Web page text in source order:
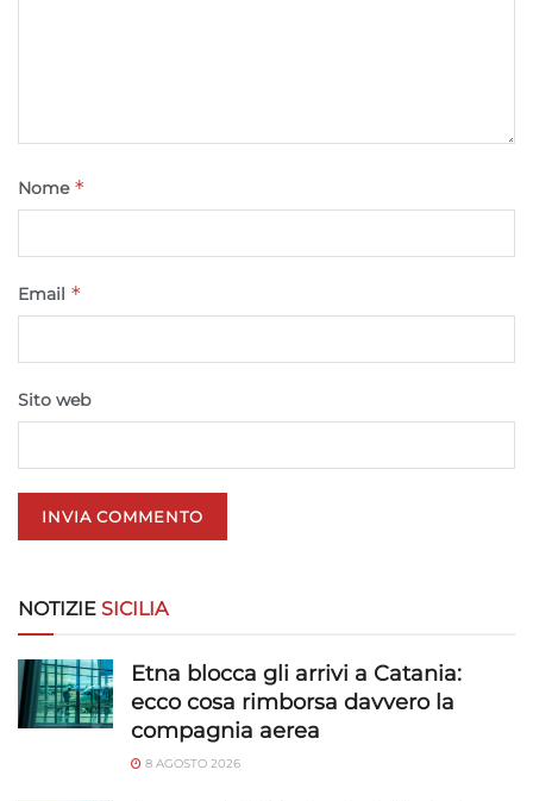
rilevare frodi, correggere errori, Erogare
Salvare e comunicare le scelte sulla
privacy.
Nome *
Email *
Sito web
NOTIZIE SICILIA
Etna blocca gli arrivi a Catania:
ecco cosa rimborsa davvero la
compagnia aerea
8 AGOSTO 2026